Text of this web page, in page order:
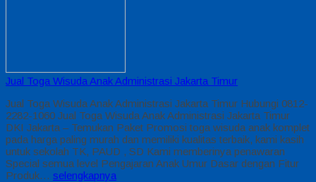
Jual Toga Wisuda Anak Administrasi Jakarta Timur
Jual Toga Wisuda Anak Administrasi Jakarta Timur Hubungi 0812-
2282-1060 Jual Toga Wisuda Anak Administrasi Jakarta Timur
DKI Jakarta – Temukan Paket Promosi toga wisuda anak komplet
pada harga paling murah dan memiliki kualitas terbaik, kami kasih
untuk sekolah TK, PAUD , SD Kami memberinya penawaran
Special semua level Pengajaran Anak Umur Dasar dengan Fitur
Produk… selengkapnya